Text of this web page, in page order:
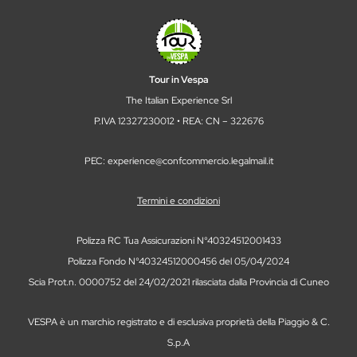
Tour in Vespa
The Italian Experience Srl
P.IVA 12327230012 • REA: CN – 322676
PEC: experience@confcommercio.legalmail.it
Termini e condizioni
Polizza RC Tua Assicurazioni N°40324512001433
Polizza Fondo N°40324512000456 del 05/04/2024
Scia Prot.n. 0000752 del 24/02/2021 rilasciata dalla Provincia di Cuneo
VESPA è un marchio registrato e di esclusiva proprietà della Piaggio & C.
S.p.A